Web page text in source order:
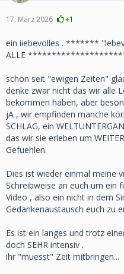
17. März 2026 +1
ein iiebevolles . *******
ALLE
schon seit "ewigen Zeiten"
denke zwar nicht das wir alle
bekommen haben, aber
jA , wir empfinden manche
SCHLAG, ein
das wir sie erleben um
Gefuehlen.
Dies ist wieder einmal meine
Schreibweise an euch um ein
Video , also ein nicht in dem
Gedankenaustausch euch zu
Es ist ein langes und trotz
doch SEHR intensiv .
ihr "muesst" Zeit mitbringen...